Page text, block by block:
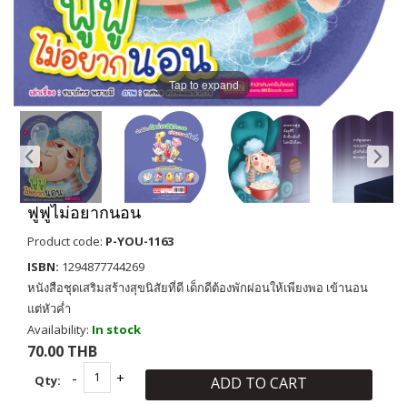
Tap to expand
ฟูฟูไม่อยากนอน
Product code: P-YOU-1163
ISBN: 1294877744269
หนังสือชุดเสริมสร้างสุขนิสัยที่ดี เด็กดีต้องพักผ่อนให้เพียงพอ เข้านอน
แต่หัวค่ำ
Availability: In stock
70.00 THB
Qty: ADD TO CART